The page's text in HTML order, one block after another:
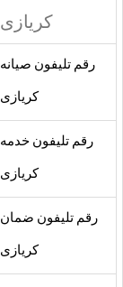
كريازى
رقم تليفون صيانه
كريازى
رقم تليفون خدمه
كريازى
رقم تليفون ضمان
كريازى